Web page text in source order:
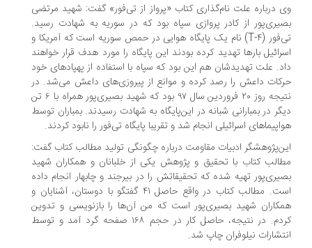
وی درباره علت نام‌گذاری کتاب «پرواز از تی‌فور» گفت: شهید مرتضی
بصیری‌پور از کادر پروازی سپاه بود که در سوریه به شهادت رسید.
تی‌فور (T-۴) نام یک پایگاه هوایی در حمص سوریه است که آمریکا و
اسرائیل بارها تهدید کرده بودند این پایگاه را مورد هدف قرار خواهند
داد. علت تهدیدشان هم این بود که سپاه با استفاده از پهپادهای خود
حرکات داعش را رصد کرده و موانع از پیروزی‌های داعش می‌شد. در
نتیجه روز ۲۰ فروردین سال ۹۷ بود که شهید بصیری‌پور همراه با ۶ تن
دیگر در بمبارانی شبانه در این‌پایگاه به شهادت رسیدند. بمباران توسط
هواپیماهای اسرائیلی انجام شد و تقریبا پایگاه تی‌فور را نابود کردند.
این‌پژوهشگر ادبیات مقاومت درباره چگونگی تولید مطالب کتاب گفت:
مطالب کتاب با تحقیق و پژوهش یکی از خلبانان و همکاران شهید
بصیری‌پور تهیه شده که تحقیقاتش را در بیرجند و چابهار انجام داده
است. مطالب کتاب در واقع حاصل ۴۱ گفتگو با دوستان، آشنایان و
همکاران شهید بصیری‌پور است که من آن‌ها را بازنویسی و تدوین
کردم. در نتیجه، حاصل کار در حجم ۱۶۸ صفحه گرد آمد و توسط
انتشارات نیلوفران چاپ شد.